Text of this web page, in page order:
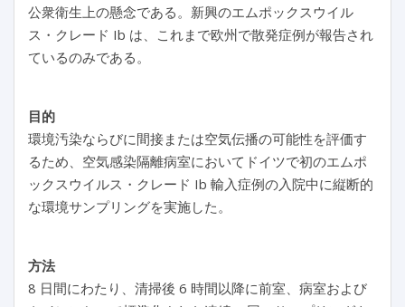
公衆衛生上の懸念である。新興のエムポックスウイル
ス・クレード Ib は、これまで欧州で散発症例が報告され
ているのみである。
目的
環境汚染ならびに間接または空気伝播の可能性を評価す
るため、空気感染隔離病室においてドイツで初のエムポ
ックスウイルス・クレード Ib 輸入症例の入院中に縦断的
な環境サンプリングを実施した。
方法
8 日間にわたり、清掃後 6 時間以降に前室、病室および